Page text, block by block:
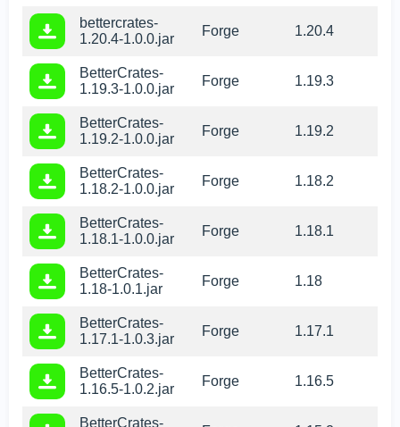
bettercrates-
1.20.4-1.0.0.jar
Forge 1.20.4
BetterCrates-
1.19.3-1.0.0.jar
Forge 1.19.3
BetterCrates-
1.19.2-1.0.0.jar
Forge 1.19.2
BetterCrates-
1.18.2-1.0.0.jar
Forge 1.18.2
BetterCrates-
1.18.1-1.0.0.jar
Forge 1.18.1
BetterCrates-
1.18-1.0.1.jar
Forge 1.18
BetterCrates-
1.17.1-1.0.3.jar
Forge 1.17.1
BetterCrates-
1.16.5-1.0.2.jar
Forge 1.16.5
BetterCrates-